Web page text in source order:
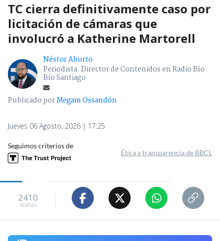
TC cierra definitivamente caso por
licitación de cámaras que
involucró a Katherine Martorell
Néstor Aburto
Periodista. Director de Contenidos en Radio Bío
Bío Santiago
Publicado porMegam Ossandón
Jueves 06 Agosto, 2026 | 17:25
Seguimos criterios de
Ética y transparencia de BBCL
2410
visitas